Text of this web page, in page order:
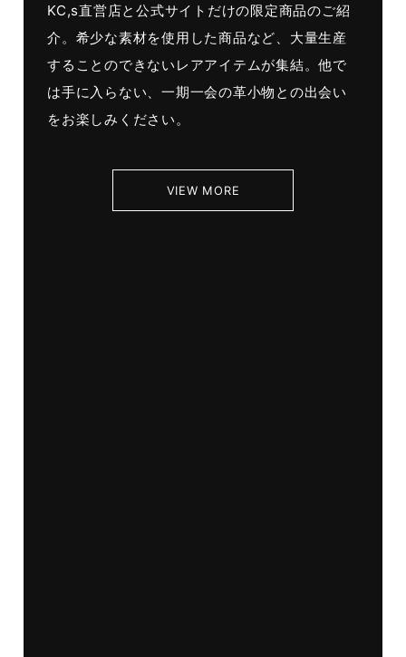
KC,s直営店と公式サイトだけの限定商品のご紹
介。希少な素材を使用した商品など、大量生産
することのできないレアアイテムが集結。他で
は手に入らない、一期一会の革小物との出会い
をお楽しみください。
VIEW MORE